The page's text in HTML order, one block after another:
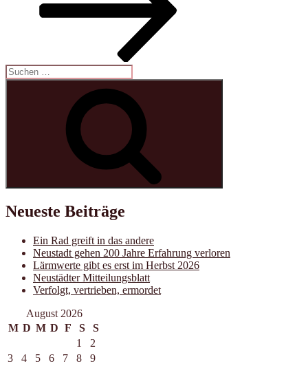
Suche
nach:
Neueste Beiträge
Ein Rad greift in das andere
Neustadt gehen 200 Jahre Erfahrung verloren
Lärmwerte gibt es erst im Herbst 2026
Neustädter Mitteilungsblatt
Verfolgt, vertrieben, ermordet
August 2026
M D M D F S
S
1
2
3
4 5 6 7 8
9